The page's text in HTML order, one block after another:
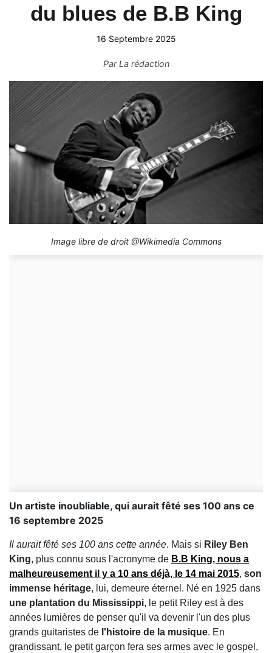
du blues de B.B King
16 Septembre 2025
ParLa rédaction
Image libre de droit @Wikimedia Commons
Un artiste inoubliable, qui aurait fêté ses 100 ans ce
16 septembre 2025
Il aurait fêté ses 100 ans cette année. Mais si Riley Ben
King, plus connu sous l'acronyme de B.B King, nous a
malheureusement il y a 10 ans déjà, le 14 mai 2015, son
immense héritage, lui, demeure éternel. Né en 1925 dans
une plantation du Mississippi, le petit Riley est à des
années lumières de penser qu'il va devenir l'un des plus
grands guitaristes de l'histoire de la musique. En
grandissant, le petit garçon fera ses armes avec le gospel,